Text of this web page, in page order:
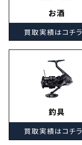
お酒
買取実績はコチラ
釣具
買取実績はコチラ